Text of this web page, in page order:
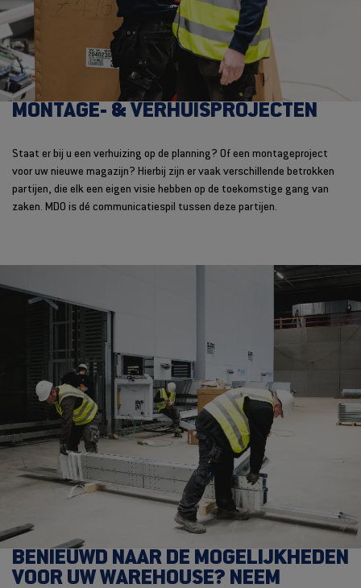
MONTAGE- & VERHUISPROJECTEN
Staat er bij u een verhuizing op de planning? Of een montageproject
voor uw nieuwe magazijn? Hierbij zijn er vaak verschillende betrokken
partijen, die elk een eigen visie hebben op de toekomstige gang van
zaken. MDO is dé communicatiespil tussen deze partijen.
BENIEUWD NAAR DE MOGELIJKHEDEN
VOOR UW WAREHOUSE? NEEM